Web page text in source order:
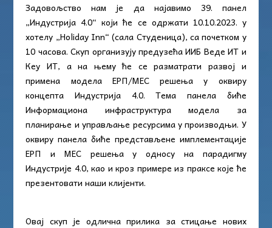
Задовољство нам је да најавимо 39. панел
„Индустрија 4.0“ који ће се одржати 10.10.2023. у
хотелу „Holiday Inn“ (сала Студеница), са почетком у
10 часова. Скуп организују предузећа ИИБ Веде ИТ и
Кеy ИТ, а на њему ће се разматрати развој и
примена модела ЕРП/МЕС решења у оквиру
концепта Индустрија 4.0. Тема панела биће
Информациона инфраструктура модела за
планирање и управљање ресурсима у производњи. У
оквиру панела биће представљене имплементације
ЕРП и МЕС решења у односу на парадигму
Индустрије 4.0, као и кроз примере из праксе које ће
презентовати наши клијенти.
Овај скуп је одлична прилика за стицање нових